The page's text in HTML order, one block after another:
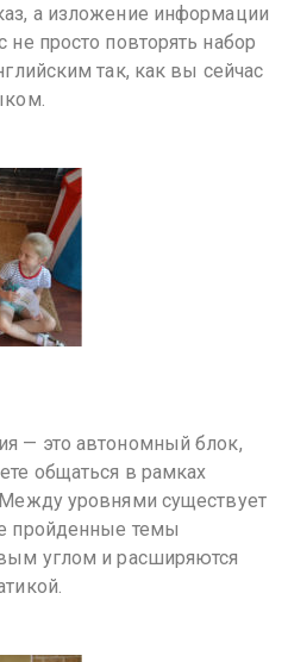
а изложение информации
просто повторять набор
так, как вы сейчас
— это автономный блок,
общаться в рамках
уровнями существует
пройденные темы
углом и расширяются